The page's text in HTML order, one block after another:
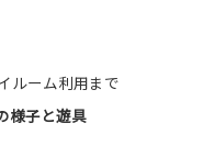
ルーム利用まで
様子と遊具